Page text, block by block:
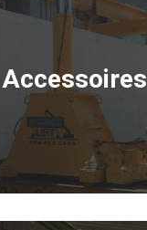
Accessoires